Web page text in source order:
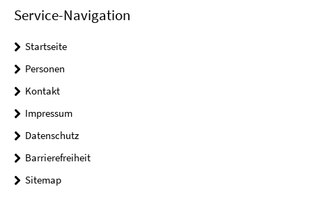
Service-Navigation
Startseite
Personen
Kontakt
Impressum
Datenschutz
Barrierefreiheit
Sitemap